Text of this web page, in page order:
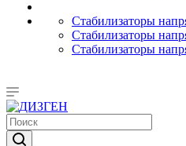
Стабилизаторы
Стабилизаторы
Стабилизаторы